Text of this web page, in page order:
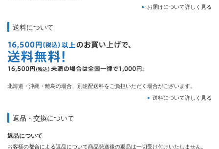
お届けについて詳しく見る
送料について
北海道・沖縄・離島の場合、別途配送料をご負担いただく場合がございます。
送料について詳しく見る
返品・交換について
返品について
お客様の都合による返品について商品発送後の返品は一切受け付けいたしません。